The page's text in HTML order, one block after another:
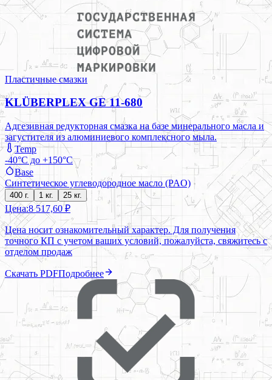
Пластичные смазки
KLÜBERPLEX GE 11-680
Адгезивная редукторная смазка на базе минерального масла и
загустителя из алюминиевого комплексного мыла.
Temp
-40°C до +150°C
Base
Синтетическое углеводородное масло (PAO)
400 г. 1 кг. 25 кг.
Цена:8 517,60 ₽
Цена носит ознакомительный характер. Для получения
точного КП с учетом ваших условий, пожалуйста, свяжитесь с
отделом продаж
Скачать PDFПодробнее